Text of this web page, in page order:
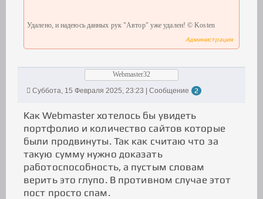
Удалено, и надеюсь данных рук "Автор" уже удален! © Kosten
Администрация
Webmaster32
Суббота, 15 Февраля 2025, 23:23 | Сообщение
2
Как Webmaster хотелось бы увидеть
портфолио и количество сайтов которые
были продвинуты. Так как считаю что за
такую сумму нужно доказать
работоспособность, а пустым словам
верить это глупо. В противном случае этот
пост просто спам.